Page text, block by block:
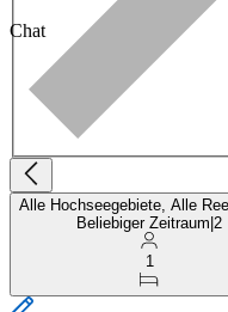
Chat
Alle Hochseegebiete, Alle
Beliebiger Zeitraum 2
1